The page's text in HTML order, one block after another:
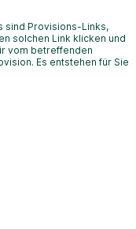
sind Provisions-Links,
solchen Link klicken und
vom betreffenden
Es entstehen für Sie